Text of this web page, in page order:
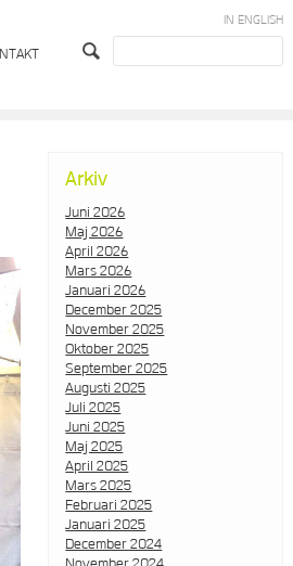
IN ENGLISH
Arkiv
Juni 2026
Maj 2026
April 2026
Mars 2026
Januari 2026
December 2025
November 2025
Oktober 2025
September 2025
Augusti 2025
Juli 2025
Juni 2025
Maj 2025
April 2025
Mars 2025
Februari 2025
Januari 2025
December 2024